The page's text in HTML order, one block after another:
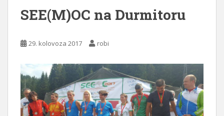
SEE(M)OC na Durmitoru
29. kolovoza 2017 robi